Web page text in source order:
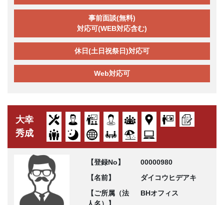
事前面談(無料)
対応可(WEB対応含む)
休日(土日祝祭日)対応可
Web対応可
大幸
秀成
【登録No】
00000980
【名前】
ダイコウヒデアキ
【ご所属（法
BHオフィス